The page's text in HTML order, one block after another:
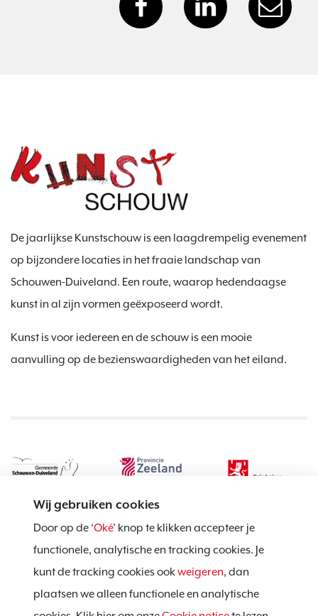
Wij gebruiken cookies
Door op de ‘Oké’ knop te klikken accepteer je
functionele, analytische en tracking cookies. Je
kunt de tracking cookies ookweigeren, dan
plaatsen we alleen functionele en analytische
De jaarlijkse Kunstschouw is een laagdrempelig evenement
op bijzondere locaties in het fraaie landschap van
Schouwen-Duiveland. Een route, waarop hedendaagse
kunst in al zijn vormen geëxposeerd wordt.
Kunst is voor iedereen en de schouw is een mooie
aanvulling op de bezienswaardigheden van het eiland.